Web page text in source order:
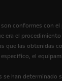
conformes con
era el
que las obtenidas
el
han